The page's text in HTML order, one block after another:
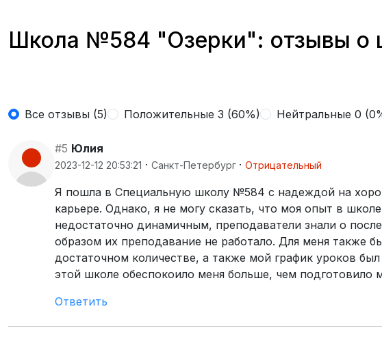
Школа №584 "Озерки": отзывы о
Все отзывы (5) Положительные 3 (60%) Нейтральные 0
#5 Юлия
2023-12-12 20:53:21 · Санкт-Петербург · Отрицательный
Я пошла в Специальную школу №584 с надеждой на
карьере. Однако, я не могу сказать, что моя опыт в
недостаточно динамичным, преподаватели знали о
образом их преподавание не работало. Для меня также
достаточном количестве, а также мой график уроков
этой школе обеспокоило меня больше, чем подготовило
Ответить